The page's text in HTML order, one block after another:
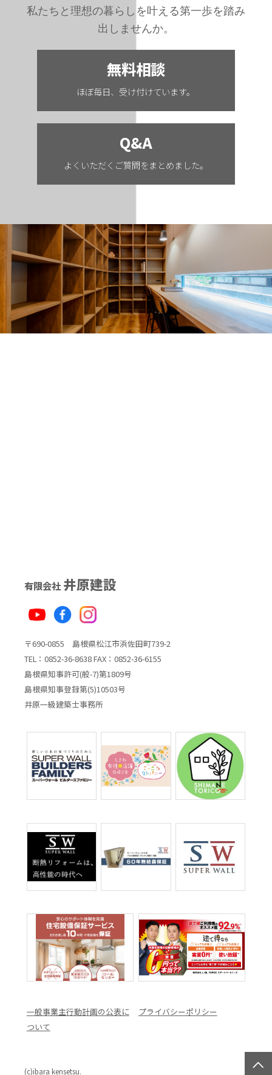
私たちと理想の暮らしを叶える第一歩を踏み
出しませんか。
無料相談
ほぼ毎日、受け付けています。
Q&A
よくいただくご質問をまとめました。
有限会社 井原建設
〒690-0855 島根県松江市浜佐田町739-2
TEL：0852-36-8638 FAX：0852-36-6155
島根県知事許可(般-7)第1809号
島根県知事登録第(5)10503号
井原一級建築士事務所
一般事業主行動計画の公表に
ついて
プライバシーポリシー
(c)ibara kensetsu.